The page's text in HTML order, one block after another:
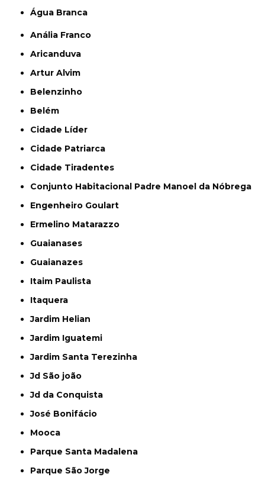
Água Branca
Anália Franco
Aricanduva
Artur Alvim
Belenzinho
Belém
Cidade Líder
Cidade Patriarca
Cidade Tiradentes
Conjunto Habitacional Padre Manoel da Nóbrega
Engenheiro Goulart
Ermelino Matarazzo
Guaianases
Guaianazes
Itaim Paulista
Itaquera
Jardim Helian
Jardim Iguatemi
Jardim Santa Terezinha
Jd São joão
Jd da Conquista
José Bonifácio
Mooca
Parque Santa Madalena
Parque São Jorge